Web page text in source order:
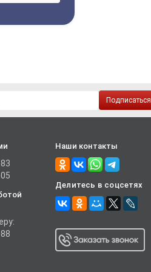
Подписаться
Наши контакты
Делитесь в соцсетях